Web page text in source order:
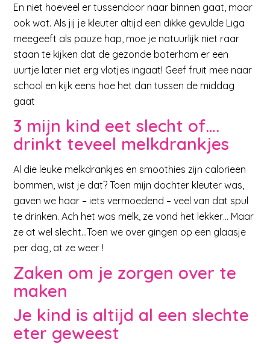
En niet hoeveel er tussendoor naar binnen gaat, maar
ook wat. Als jij je kleuter altijd een dikke gevulde Liga
meegeeft als pauze hap, moe je natuurlijk niet raar
staan te kijken dat de gezonde boterham er een
uurtje later niet erg vlotjes ingaat! Geef fruit mee naar
school en kijk eens hoe het dan tussen de middag
gaat
3 mijn kind eet slecht of….
drinkt teveel melkdrankjes
Al die leuke melkdrankjes en smoothies zijn calorieën
bommen, wist je dat? Toen mijn dochter kleuter was,
gaven we haar – iets vermoedend – veel van dat spul
te drinken. Ach het was melk, ze vond het lekker… Maar
ze at wel slecht…Toen we over gingen op een glaasje
per dag, at ze weer !
Zaken om je zorgen over te
maken
Je kind is altijd al een slechte
eter geweest